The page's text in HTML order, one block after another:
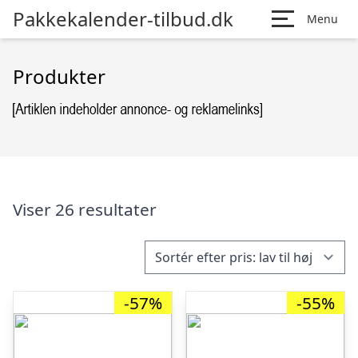
Pakkekalender-tilbud.dk Menu
Produkter
Viser 26 resultater
-57% -55%